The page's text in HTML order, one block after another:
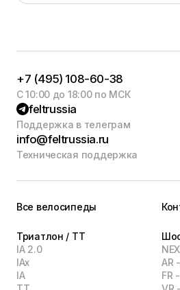
Все велосипеды
Триатлон / TT
IA 2.0
IAx
IA
AR
FR
+7 (495) 108-60-38
С 10:00 до 18:00 по МСК
feltrussia
Поддержка в телеграм
info@feltrussia.ru
Техническая поддержка